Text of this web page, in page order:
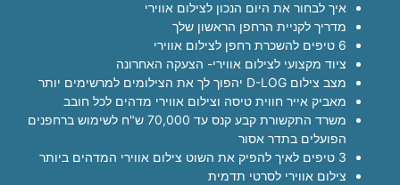
איך לבחור את היום הנכון לצילום אווירי
מדריך לקניית הרחפן הראשון שלך
6 טיפים להשכרת רחפן לצילום אווירי
ציוד מקצועי לצילום אווירי- הצעקה האחרונה
מצב צילום D-LOG יהפוך לך את הצילומים למרשימים יותר
מאביק אייר חווית טיסה וצילום אווירי מדהים לכל חובב
משרד התקשורת קבע קנס עד 70,000 ש"ח לשימוש ברחפנים
הפועלים בתדר אסור
3 טיפים לאיך להפיק את השוט צילום אווירי המדהים ביותר
צילום אווירי לסרטי תדמית